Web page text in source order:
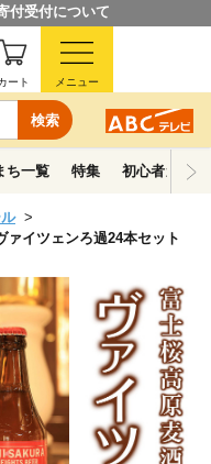
付受付について
検索
ート メニュー
ち一覧 特集 初心者ガイド
ァイツェンろ過24本セット